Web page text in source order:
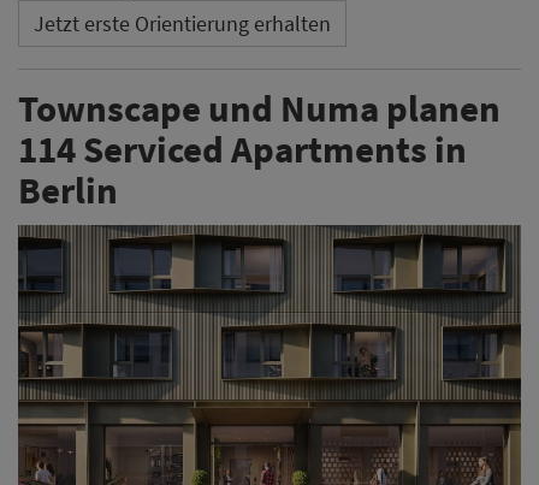
Jetzt erste Orientierung erhalten
Townscape und Numa planen
114 Serviced Apartments in
Berlin